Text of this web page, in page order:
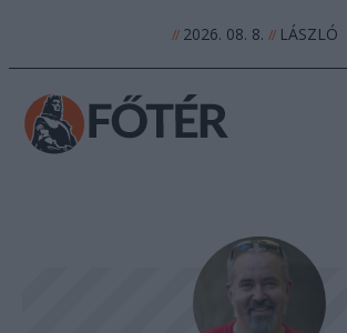
//2026. 08. 8. //LÁSZLÓ